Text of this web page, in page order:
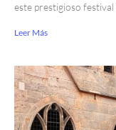
este prestigioso
Leer Más